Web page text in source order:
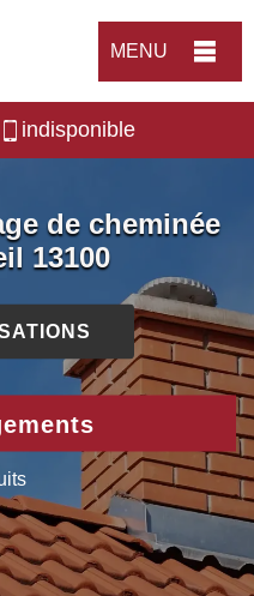
MENU
indisponible
de cheminée
13100